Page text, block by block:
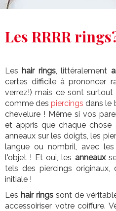
Les RRRR
Les hair rings, littéralement
certes difficile à prononcer
verrez!) mais ce sont
comme despiercings dans le
chevelure ! Même si vos
et appris que chaque
anneaux sur les doigts, les
langue ou nombril, avec
l'objet ! Et oui, les anneaux
tels des piercings
initiale !
Les hair rings sont de
accessoiriser votre coiffure.